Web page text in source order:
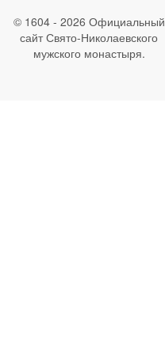
© 1604 - 2026 Официальный
сайт Свято-Николаевского
мужского монастыря.